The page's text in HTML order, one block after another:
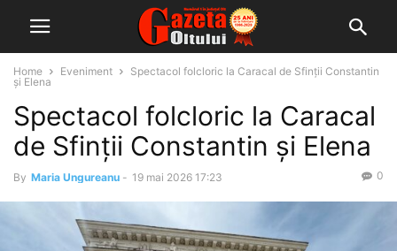
Home Eveniment
Spectacol folcloric la Caracal de Sfinții Constantin
și Elena
Spectacol folcloric la Caracal
de Sfinții Constantin și Elena
By Maria Ungureanu - 19 mai 2026 17:23 0